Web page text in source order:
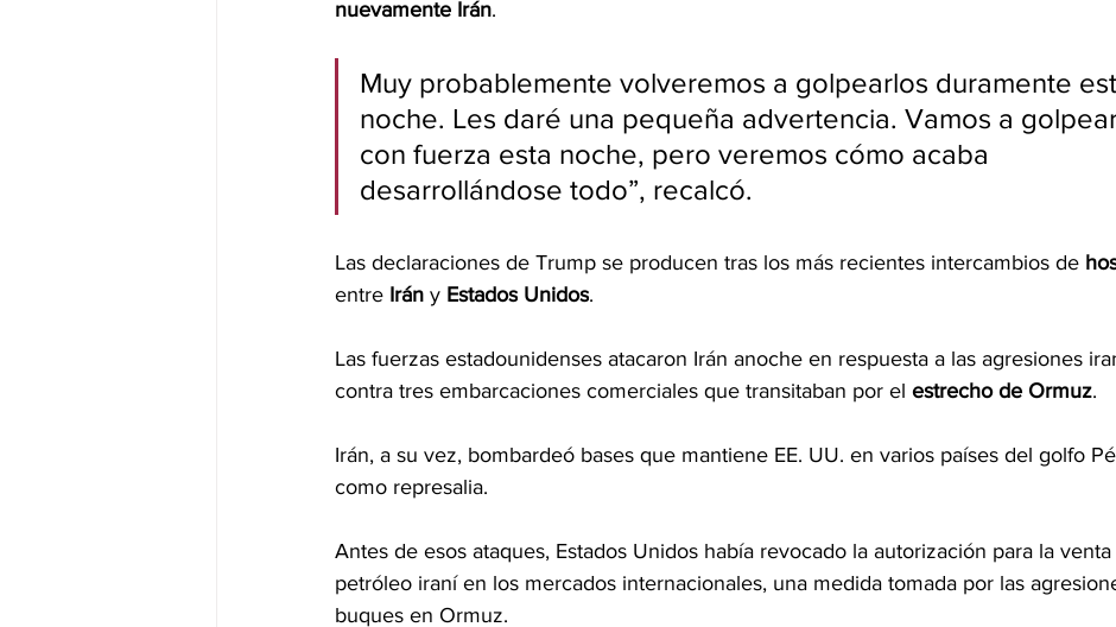
nuevamente Irán.
Muy probablemente volveremos a golpearlos duramente
noche. Les daré una pequeña advertencia. Vamos a
con fuerza esta noche, pero veremos cómo acaba
desarrollándose todo”, recalcó.
Las declaraciones de Trump se producen tras los más recientes intercambios de
entre Irán y Estados Unidos.
Las fuerzas estadounidenses atacaron Irán anoche en respuesta a las agresiones
contra tres embarcaciones comerciales que transitaban por el estrecho de Ormuz.
Irán, a su vez, bombardeó bases que mantiene EE. UU. en varios países del golfo
como represalia.
Antes de esos ataques, Estados Unidos había revocado la autorización para la
petróleo iraní en los mercados internacionales, una medida tomada por las
buques en Ormuz.